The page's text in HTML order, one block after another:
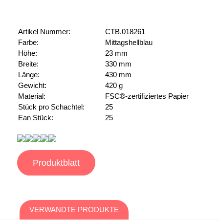
Artikel Nummer:
CTB.018261
Farbe:
Mittagshellblau
Höhe:
23 mm
Breite:
330 mm
Länge:
430 mm
Gewicht:
420 g
Material:
FSC®-zertifiziertes Papier
Stück pro Schachtel:
25
Ean Stück:
25
Produktblatt
VERWANDTE PRODUKTE